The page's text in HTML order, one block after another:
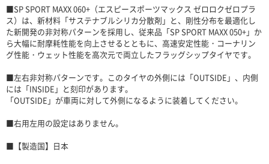
■SP SPORT MAXX 060+（エスピースポーツマックス ゼロロクゼロプラ
ス）は、新材料「サステナブルシリカ分散剤」と、剛性分布を最適化し
た新開発の非対称パターンを採用し、従来品「SP SPORT MAXX 050+」か
ら大幅に耐摩耗性能を向上させるとともに、高速安定性能・コーナリン
グ性能・ウェット性能を高次元で両立したフラッグシップタイヤです。
■左右非対称パターンです。このタイヤの外側には「OUTSIDE」、内側
には「INSIDE」と刻印があります。
「OUTSIDE」が車両に対して外側になるように装着してください。
■右用左用の設定はありません。
■【製造国】日本